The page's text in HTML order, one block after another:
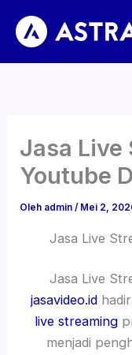
konten
Jasa Live
Youtube
Oleh admin/ Mei 2,
Jasa Live
Jasa Live
jasavideo.idhadir
live streaming
menjadi